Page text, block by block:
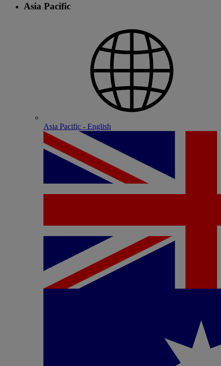
Asia Pacific
Asia Pacific - English